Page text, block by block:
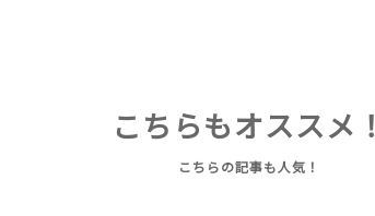
こちらもオススメ！